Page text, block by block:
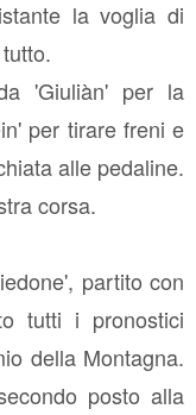
la voglia di
'Giuliàn' per la
per tirare freni e
alle pedaline.
corsa.
partito con
tutti i pronostici
della Montagna.
posto alla